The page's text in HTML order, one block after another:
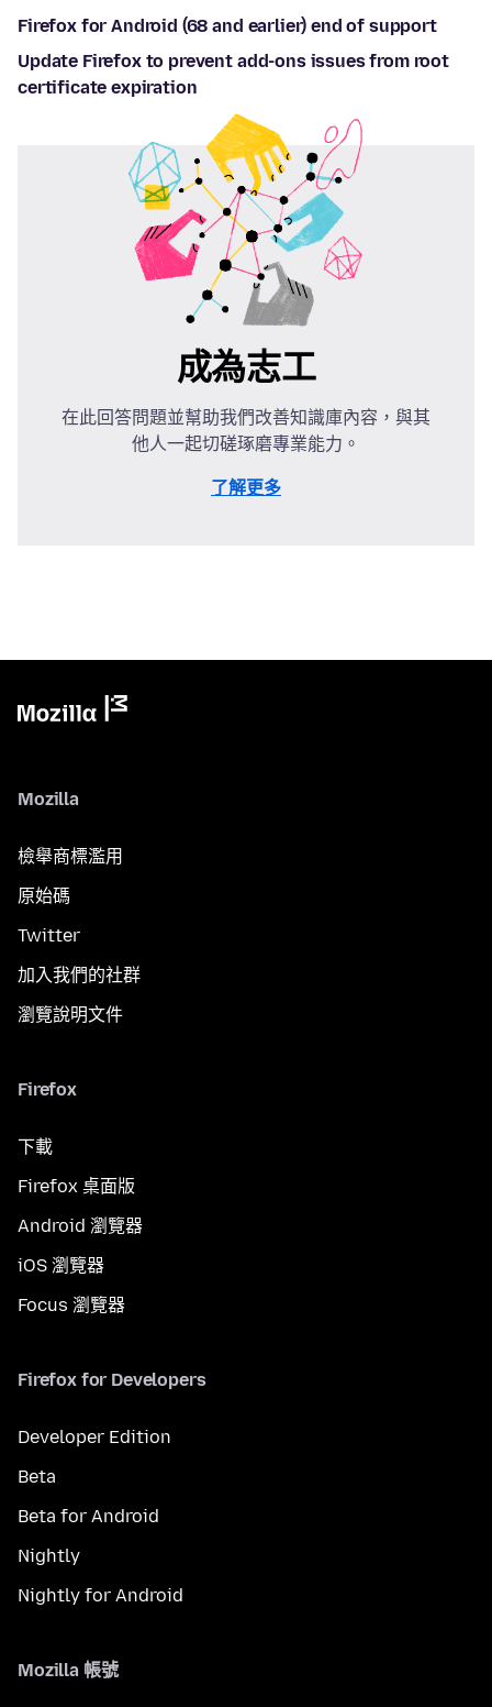
Firefox for Android (68 and earlier) end of support
Update Firefox to prevent add-ons issues from root
certificate expiration
成為志工
在此回答問題並幫助我們改善知識庫內容，與其
他人一起切磋琢磨專業能力。
了解更多
Mozilla
檢舉商標濫用
原始碼
Twitter
加入我們的社群
瀏覽說明文件
Firefox
下載
Firefox 桌面版
Android 瀏覽器
iOS 瀏覽器
Focus 瀏覽器
Firefox for Developers
Developer Edition
Beta
Beta for Android
Nightly
Nightly for Android
Mozilla 帳號